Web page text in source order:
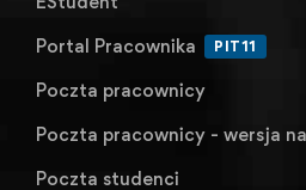
Portal Pracownika
PIT11
Poczta pracownicy
Poczta pracownicy - wersja
Poczta studenci